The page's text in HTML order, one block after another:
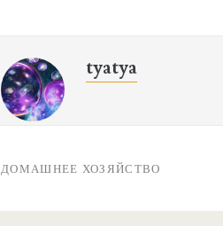
tyatya
ДОМАШНЕЕ ХОЗЯЙСТВО